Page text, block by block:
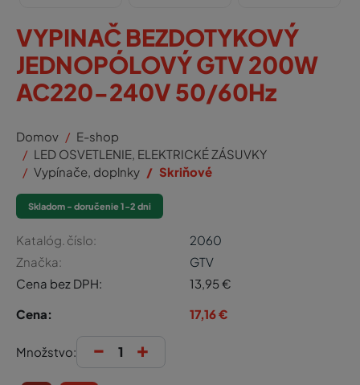
VYPINAČ BEZDOTYKOVÝ
JEDNOPÓLOVÝ GTV 200W
AC220-240V 50/60Hz
Domov
E-shop
LED OSVETLENIE, ELEKTRICKÉ ZÁSUVKY
Vypínače, doplnky
Skriňové
Skladom - doručenie 1-2 dni
Katalóg. číslo:
2060
Značka:
GTV
Cena bez DPH:
13,95€
Cena:
17,16€
Množstvo: - +